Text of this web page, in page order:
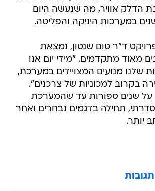
הדלק אוויר, מה שנעשה היום
במערכות היניקה והפליטה.
ד"ר טום שנטון, נמצאת
מאוד מתקדמים. "מידי יום אנו
שלנו מנועים המצויידים במערכת,
בקרוב למכוניות של צרכנים".
על שנים ספורות עד שהמערכת
תחילה בדגמים נבחרים ואחר
יותר.